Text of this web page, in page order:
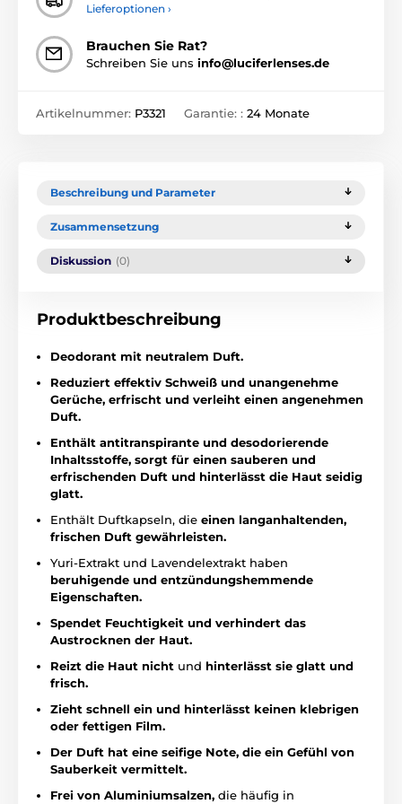
Lieferoptionen ›
Brauchen Sie Rat?
Schreiben Sie uns info@luciferlenses.de
Artikelnummer: P3321 Garantie: : 24 Monate
Beschreibung und Parameter
Zusammensetzung
Diskussion (0)
Produktbeschreibung
Deodorant mit neutralem Duft.
Reduziert effektiv Schweiß und unangenehme
Gerüche, erfrischt und verleiht einen angenehmen
Duft.
Enthält antitranspirante und desodorierende
Inhaltsstoffe, sorgt für einen sauberen und
erfrischenden Duft und hinterlässt die Haut seidig
glatt.
Enthält Duftkapseln, die einen langanhaltenden,
frischen Duft gewährleisten.
Yuri-Extrakt und Lavendelextrakt haben
beruhigende und entzündungshemmende
Eigenschaften.
Spendet Feuchtigkeit und verhindert das
Austrocknen der Haut.
Reizt die Haut nicht und hinterlässt sie glatt und
frisch.
Zieht schnell ein und hinterlässt keinen klebrigen
oder fettigen Film.
Der Duft hat eine seifige Note, die ein Gefühl von
Sauberkeit vermittelt.
Frei von Aluminiumsalzen, die häufig in